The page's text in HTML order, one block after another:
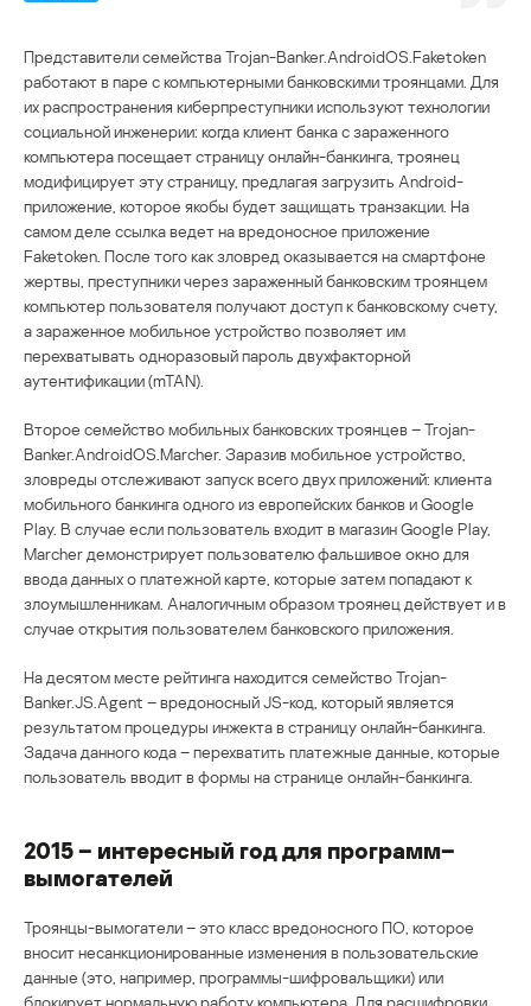
Представители семейства Trojan-Banker.AndroidOS.Faketoken
работают в паре с компьютерными банковскими троянцами. Для
их распространения киберпреступники используют технологии
социальной инженерии: когда клиент банка с зараженного
компьютера посещает страницу онлайн-банкинга, троянец
модифицирует эту страницу, предлагая загрузить Android-
приложение, которое якобы будет защищать транзакции. На
самом деле ссылка ведет на вредоносное приложение
Faketoken. После того как зловред оказывается на смартфоне
жертвы, преступники через зараженный банковским троянцем
компьютер пользователя получают доступ к банковскому счету,
а зараженное мобильное устройство позволяет им
перехватывать одноразовый пароль двухфакторной
аутентификации (mTAN).
Второе семейство мобильных банковских троянцев – Trojan-
Banker.AndroidOS.Marcher. Заразив мобильное устройство,
зловреды отслеживают запуск всего двух приложений: клиента
мобильного банкинга одного из европейских банков и Google
Play. В случае если пользователь входит в магазин Google Play,
Marcher демонстрирует пользователю фальшивое окно для
ввода данных о платежной карте, которые затем попадают к
злоумышленникам. Аналогичным образом троянец действует и в
случае открытия пользователем банковского приложения.
На десятом месте рейтинга находится семейство Trojan-
Banker.JS.Agent – вредоносный JS-код, который является
результатом процедуры инжекта в страницу онлайн-банкинга.
Задача данного кода – перехватить платежные данные, которые
пользователь вводит в формы на странице онлайн-банкинга.
2015 – интересный год для программ–
вымогателей
Троянцы-вымогатели – это класс вредоносного ПО, которое
вносит несанкционированные изменения в пользовательские
данные (это, например, программы-шифровальщики) или
блокирует нормальную работу компьютера. Для расшифровки